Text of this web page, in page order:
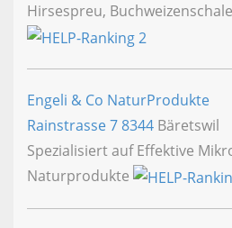
Hirsespreu,
Engeli & Co NaturProdukte
Rainstrasse 78344 Bäretswil
Spezialisiert auf Effektive
Naturprodukte